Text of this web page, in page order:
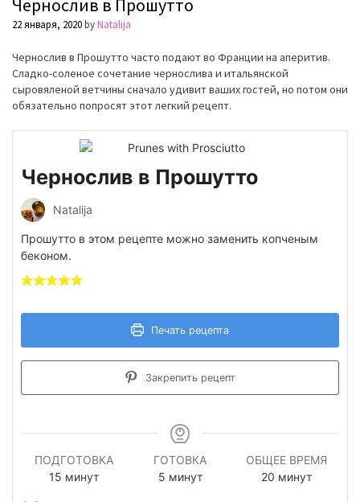
22 января, 2020byNatalija
Чернослив в Прошутто часто подают во Франции на аперитив.
Сладко-соленое сочетание чернослива и итальянской
сыровяленой ветчины сначало удивит ваших гостей, но потом они
обязательно попросят этот легкий рецепт.
Чернослив в Прошутто
Natalija
Прошутто в этом рецепте можно заменить копченым
беконом.
Печать рецепта
Закрепить рецепт
ПОДГОТОВКА
15 минуты
минут
ГОТОВКА
5минуты
минут
ОБЩЕЕ ВРЕМЯ
20минуты
минут